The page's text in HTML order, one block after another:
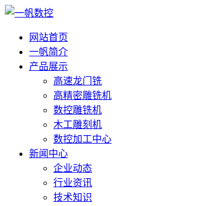
网站首页
一帆简介
产品展示
高速龙门铣
高精密雕铣机
数控雕铣机
木工雕刻机
数控加工中心
新闻中心
企业动态
行业资讯
技术知识